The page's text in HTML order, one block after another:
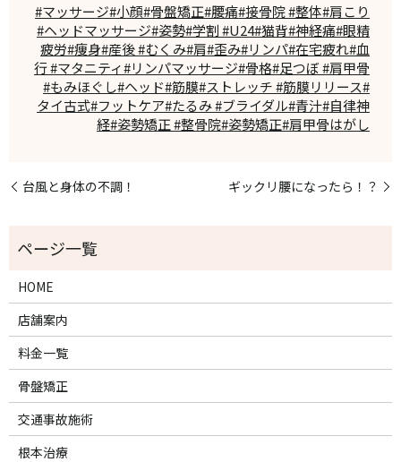
#マッサージ#小顔#骨盤矯正#腰痛#接骨院 #整体#肩こり
#ヘッドマッサージ#姿勢#学割 #U24#猫背#神経痛#眼精
疲労#痩身#産後 #むくみ#肩#歪み#リンパ#在宅疲れ#血
行 #マタニティ#リンパマッサージ#骨格#足つぼ #肩甲骨
#もみほぐし#ヘッド#筋膜#ストレッチ #筋膜リリース#
タイ古式#フットケア#たるみ #ブライダル#青汁#自律神
経#姿勢矯正 #整骨院#姿勢矯正#肩甲骨はがし
台風と身体の不調！ ギックリ腰になったら！？
HOME
店舗案内
料金一覧
骨盤矯正
交通事故施術
根本治療